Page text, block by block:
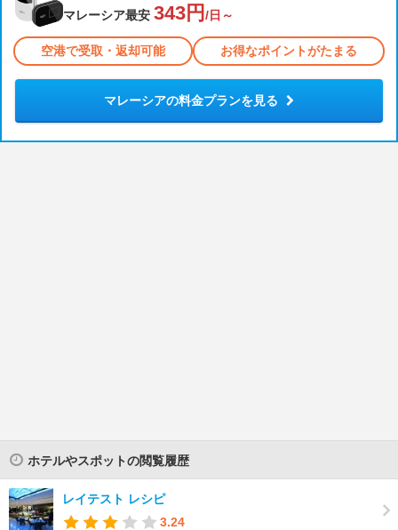
マレーシア最安 343円 /日～
空港で受取・返却可能 お得なポイントがたまる
マレーシアの料金プランを見る
ホテルやスポットの閲覧履歴
レイテスト レシピ
3.24